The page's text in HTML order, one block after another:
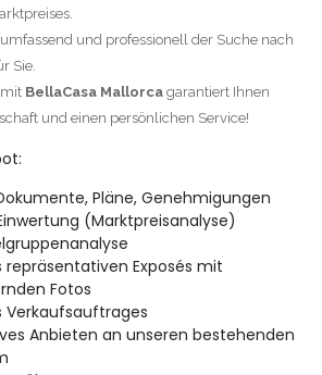
und professionell der Suche nach
Sie.
BellaCasa Mallorca garantiert Ihnen
und einen persönlichen Service!
Pläne, Genehmigungen
(Marktpreisanalyse)
repräsentativen Exposés mit
Fotos
Verkaufsauftrages
Anbieten an unseren bestehenden